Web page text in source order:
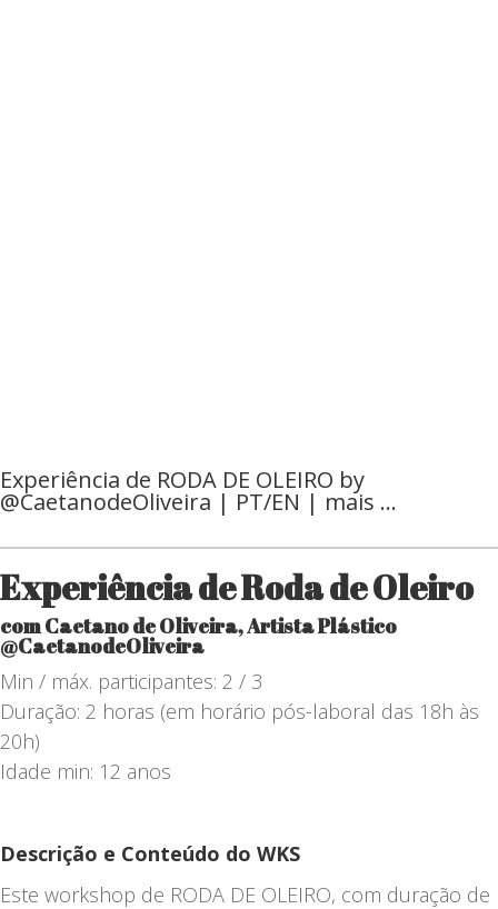
Experiência de RODA DE OLEIRO by
@CaetanodeOliveira | PT/EN | mais …
Experiência de Roda de Oleiro
comCaetano de Oliveira, Artista Plástico
@CaetanodeOliveira
Min / máx. participantes: 2 / 3
Duração: 2 horas (em horário pós-laboral das 18h às
20h)
Idade min: 12 anos
Descrição e Conteúdo do WKS
Este workshop de RODA DE OLEIRO, com duração de